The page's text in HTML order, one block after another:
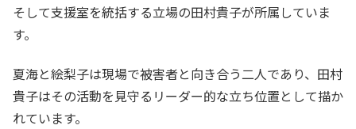
そして支援室を統括する立場の田村貴子が所属していま
す。
夏海と絵梨子は現場で被害者と向き合う二人であり、田村
貴子はその活動を見守るリーダー的な立ち位置として描か
れています。